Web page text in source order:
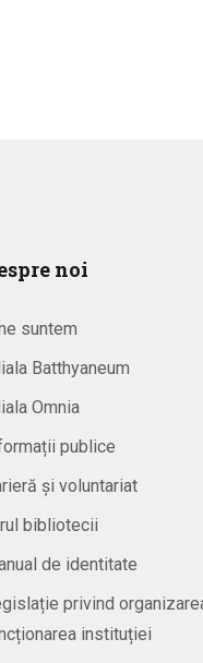
noi
suntem
Batthyaneum
Omnia
publice
și voluntariat
bibliotecii
de identitate
privind
instituției